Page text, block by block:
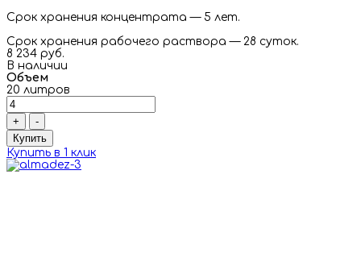
Срок хранения концентрата — 5 лет.
Срок хранения рабочего раствора — 28 суток.
8 234 руб.
В наличии
Объем
20 литров
+
-
Купить
Купить в 1 клик